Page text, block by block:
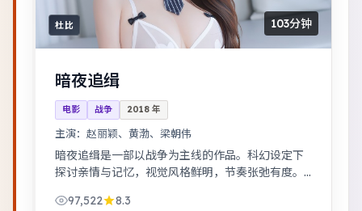
杜比 103分钟
暗夜追缉
电影 战争 2018 年
主演： 赵丽颖、黄渤、梁朝伟
暗夜追缉是一部以战争为主线的作品。科幻设定下
探讨亲情与记忆，视觉风格鲜明，节奏张弛有度。
97,522
8.3